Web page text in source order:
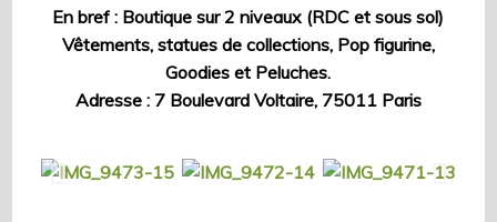
En bref : Boutique sur 2 niveaux (RDC et sous sol)
Vêtements, statues de collections, Pop figurine,
Goodies et Peluches.
Adresse : 7 Boulevard Voltaire, 75011 Paris